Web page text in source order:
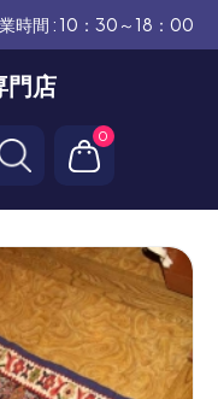
時間 : 10：30～18：00
門店
0